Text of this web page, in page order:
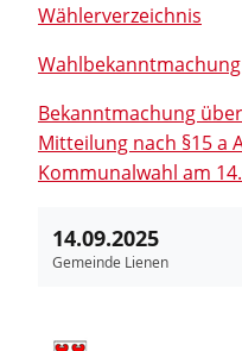
Wählerverzeichnis
Wahlbekanntmachung
Bekanntmachung
Mitteilung nach §15 a
Kommunalwahl am